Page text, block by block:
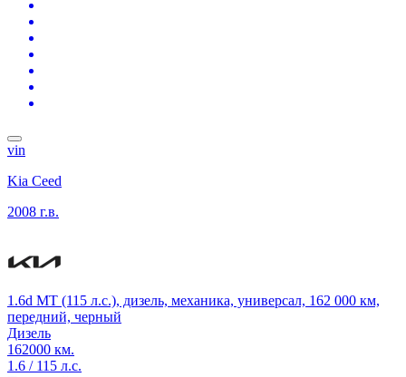
vin
Kia Ceed
2008 г.в.
1.6d MT (115 л.с.), дизель, механика, универсал, 162 000 км,
передний, черный
Дизель
162000 км.
1.6 / 115 л.с.